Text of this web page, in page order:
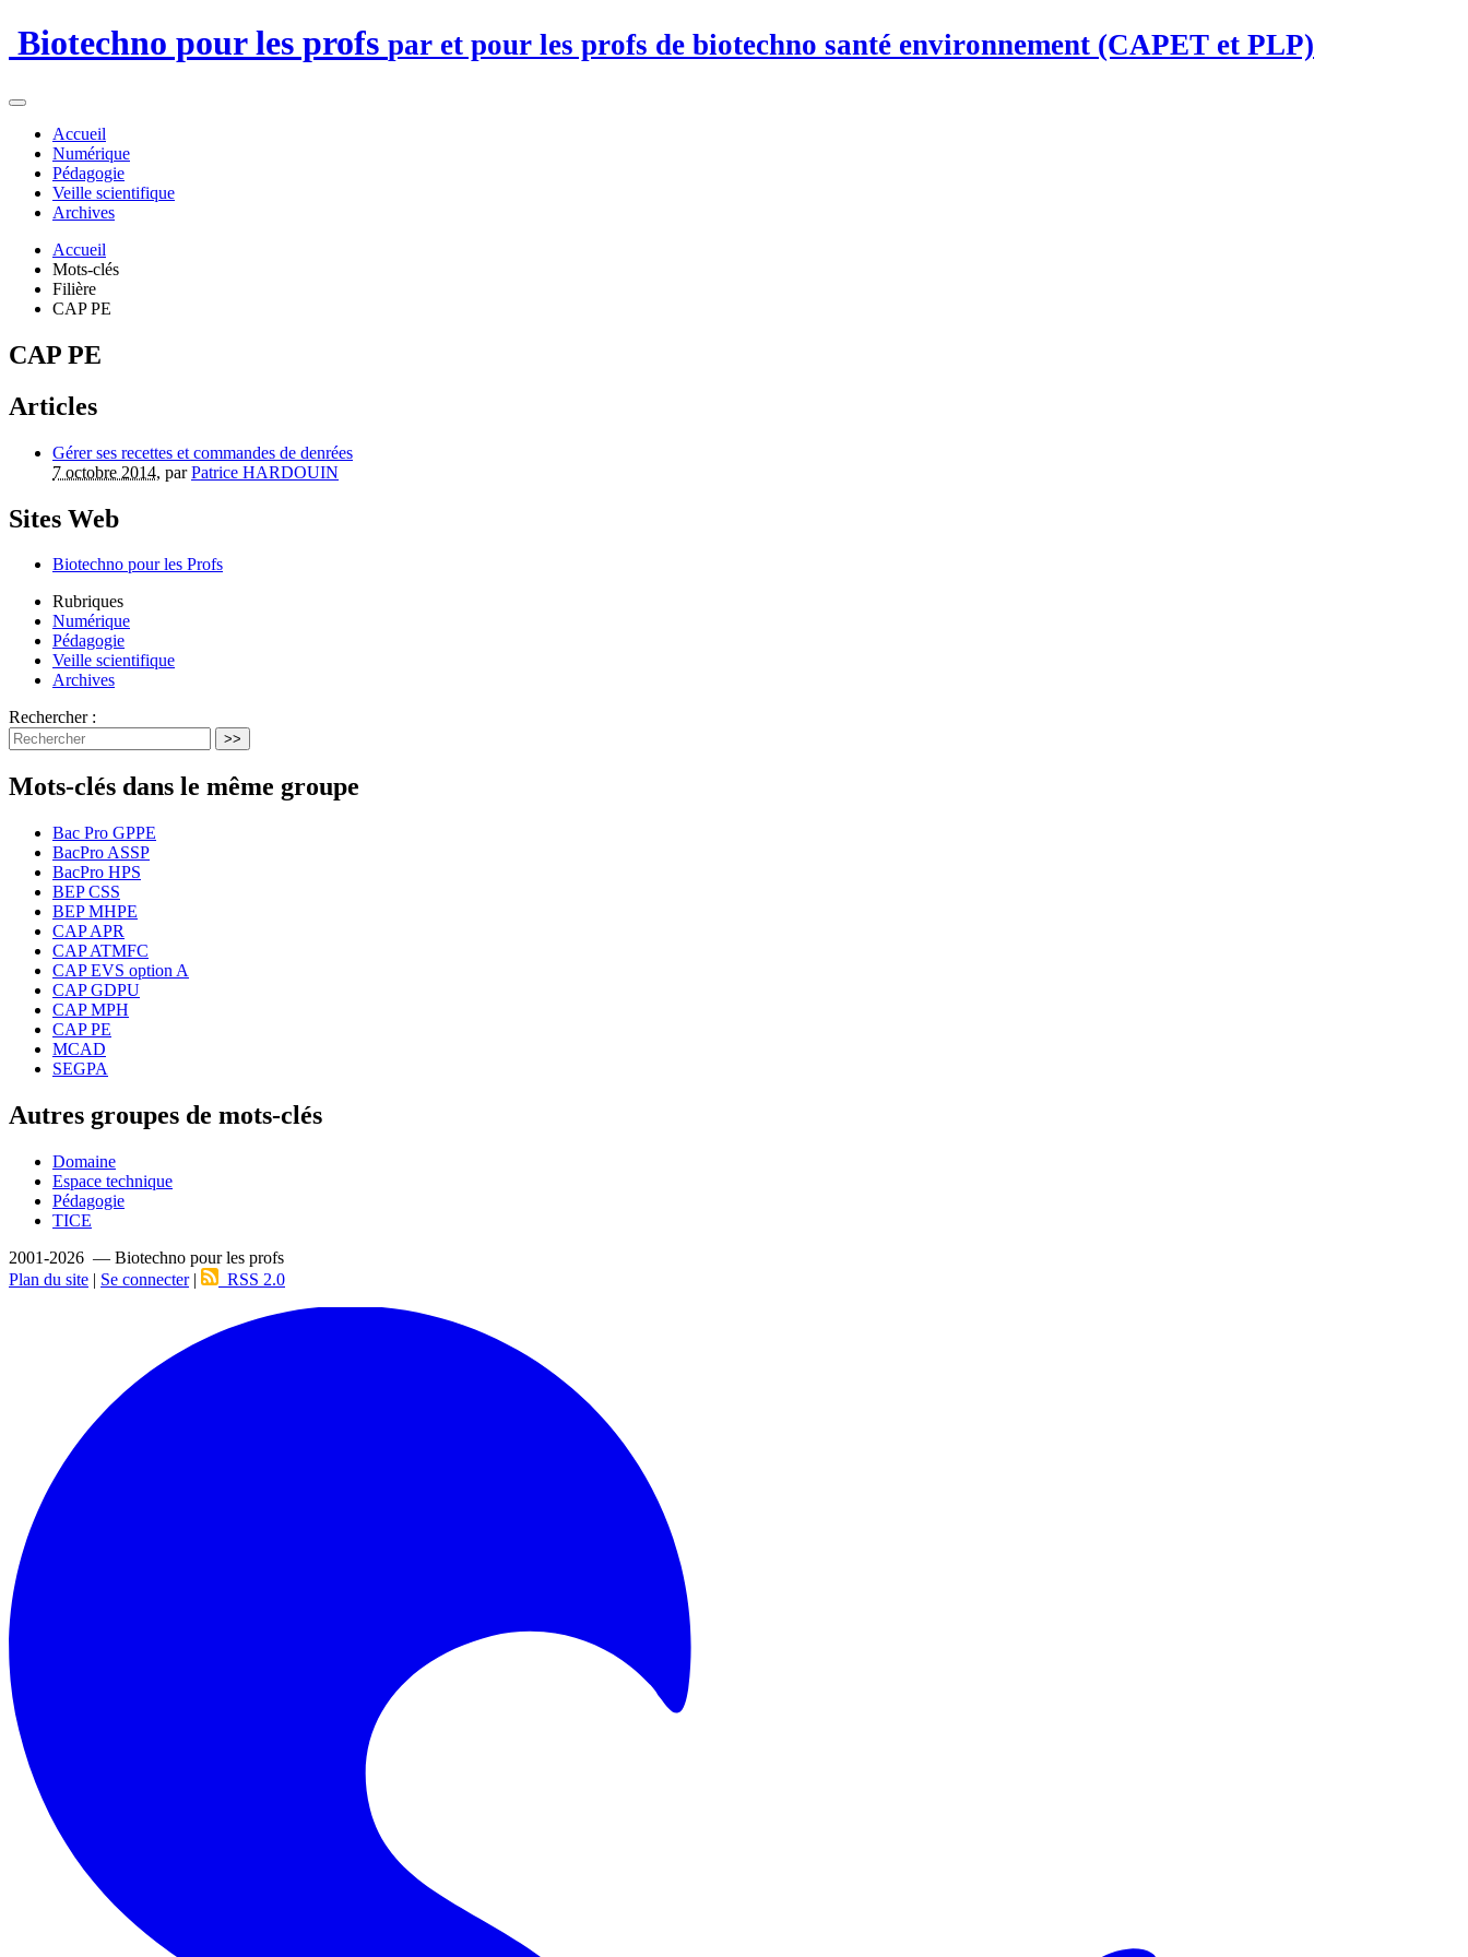
Biotechno pour les profs par et pour les profs de biotechno santé environnement (CAPET et PLP)
Accueil
Numérique
Pédagogie
Veille scientifique
Archives
Accueil
Mots-clés
Filière
CAP PE
CAP PE
Articles
Gérer ses recettes et commandes de denrées
7 octobre 2014, parPatrice HARDOUIN
Sites Web
Biotechno pour les Profs
Rubriques
Numérique
Pédagogie
Veille scientifique
Archives
Rechercher :
>>
Mots-clés dans le même groupe
Bac Pro GPPE
BacPro ASSP
BacPro HPS
BEP CSS
BEP MHPE
CAP APR
CAP ATMFC
CAP EVS option A
CAP GDPU
CAP MPH
CAP PE
MCAD
SEGPA
Autres groupes de mots-clés
Domaine
Espace technique
Pédagogie
TICE
2001-2026 — Biotechno pour les profs
Plan du site | Se connecter| RSS 2.0